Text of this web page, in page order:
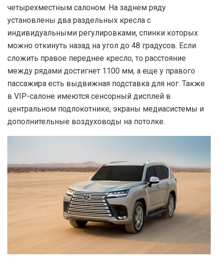
четырехместным салоном. На заднем ряду
установлены два раздельных кресла с
индивидуальными регулировками, спинки которых
можно откинуть назад на угол до 48 градусов. Если
сложить правое переднее кресло, то расстояние
между рядами достигнет 1100 мм, а еще у правого
пассажира есть выдвижная подставка для ног. Также
в VIP-салоне имеются сенсорный дисплей в
центральном подлокотнике, экраны медиасистемы и
дополнительные воздуховоды на потолке.